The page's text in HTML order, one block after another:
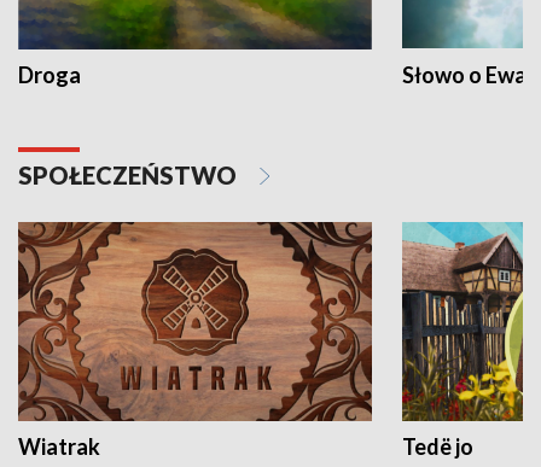
Droga Słowo o
SPOŁECZEŃSTWO
Wiatrak Tedë jo